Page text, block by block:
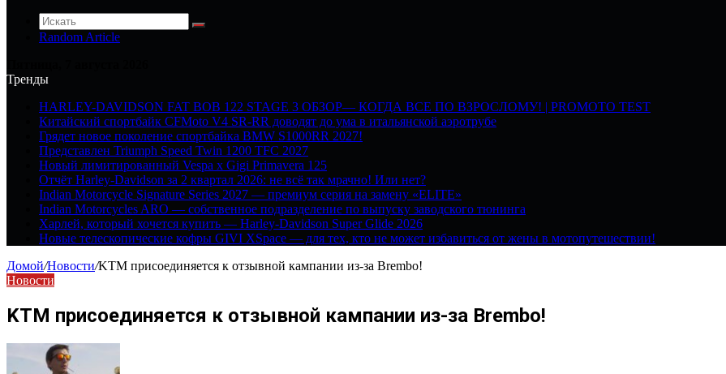
Random Article
Тренды
HARLEY-DAVIDSON FAT BOB 122 STAGE 3 ОБЗОР— КОГДА ВСЕ ПО ВЗРОСЛОМУ! | PROMOTO TEST
Китайский спортбайк CFMoto V4 SR-RR доводят до ума в итальянской аэротрубе
Грядет новое поколение спортбайка BMW S1000RR 2027!
Представлен Triumph Speed Twin 1200 TFC 2027
Новый лимитированный Vespa x Gigi Primavera 125
Отчёт Harley-Davidson за 2 квартал 2026: не всё так мрачно! Или нет?
Indian Motorcycle Signature Series 2027 — премиум серия на замену «ELITE»
Indian Motorcycles ARO — собственное подразделение по выпуску заводского тюнинга
Харлей, который хочется купить — Harley-Davidson Super Glide 2026
Новые телескопические кофры GIVI XSpace — для тех, кто не может избавиться от жены в мотопутешествии!
Домой/Новости/KTM присоединяется к отзывной кампании из-за Brembo!
Новости
KTM присоединяется к отзывной кампании из-за Brembo!